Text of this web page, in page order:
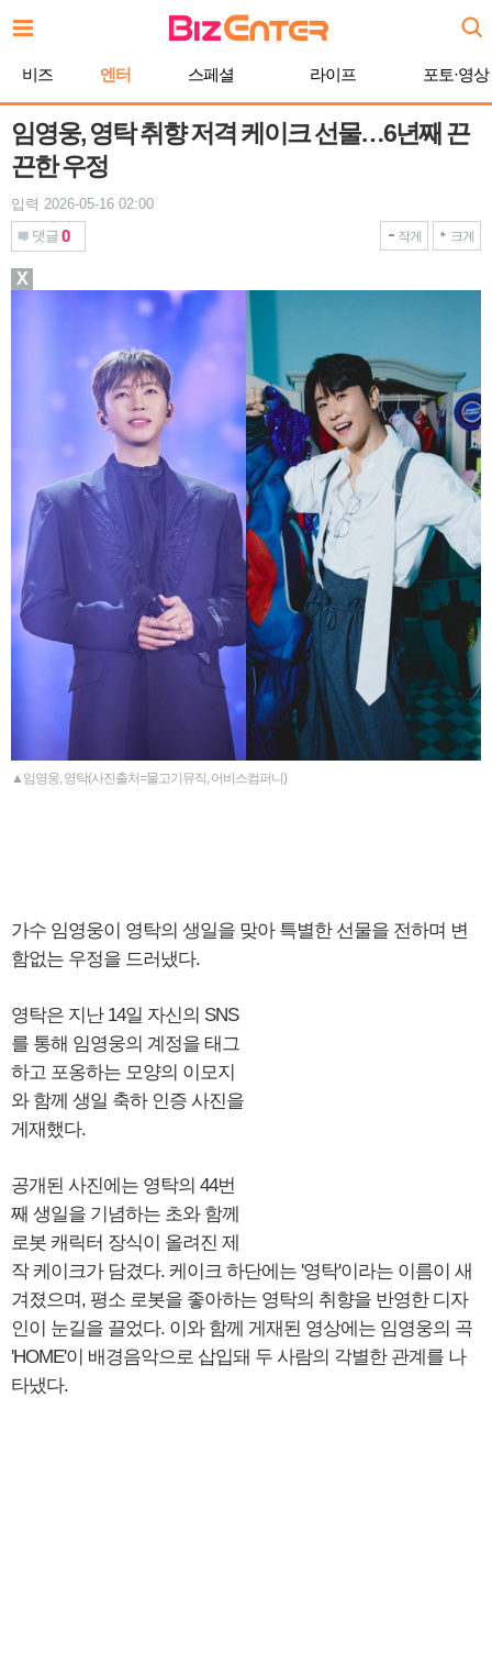
문
비즈 엔터 스페셜 라이프 포토·영상
임영웅, 영탁 취향 저격 케이크 선물…6년째 끈
끈한 우정
입력 2026-05-16 02:00
댓글 0 작게 크게
▲임영웅, 영탁(사진출처=물고기뮤직, 어비스컴퍼니)
가수 임영웅이 영탁의 생일을 맞아 특별한 선물을 전하며 변
함없는 우정을 드러냈다.
영탁은 지난 14일 자신의 SNS
를 통해 임영웅의 계정을 태그
하고 포옹하는 모양의 이모지
와 함께 생일 축하 인증 사진을
게재했다.
공개된 사진에는 영탁의 44번
째 생일을 기념하는 초와 함께
로봇 캐릭터 장식이 올려진 제
작 케이크가 담겼다. 케이크 하단에는 '영탁'이라는 이름이 새
겨졌으며, 평소 로봇을 좋아하는 영탁의 취향을 반영한 디자
인이 눈길을 끌었다. 이와 함께 게재된 영상에는 임영웅의 곡
'HOME'이 배경음악으로 삽입돼 두 사람의 각별한 관계를 나
타냈다.
X